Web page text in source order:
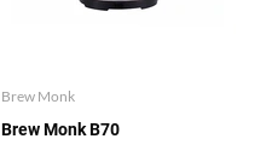
Brew Monk
Brew Monk B70